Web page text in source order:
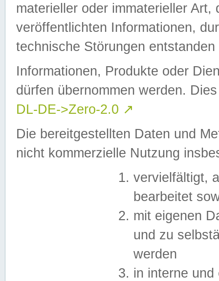
materieller oder immaterieller
veröffentlichten Informationen,
technische Störungen
Informationen, Produkte oder
dürfen übernommen werden.
DL-DE->Zero-2.0 ↗
Die bereitgestellten Daten und
nicht kommerzielle Nutzung
vervielfältigt,
bearbeitet
mit eigenen
und zu
werden
in interne